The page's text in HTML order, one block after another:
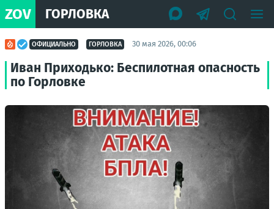
ZOV ГОРЛОВКА
ОФИЦИАЛЬНО ГОРЛОВКА 30 мая 2026, 00:06
Иван Приходько: Беспилотная опасность
по Горловке